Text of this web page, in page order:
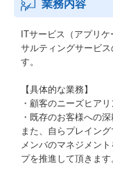
業務内容
ITサービス（アプリ
サルティングサービ
す。
【具体的な業務】
・顧客のニーズヒア
・既存のお客様への
また、自らプレイン
メンバのマネジメン
プを推進して頂きます